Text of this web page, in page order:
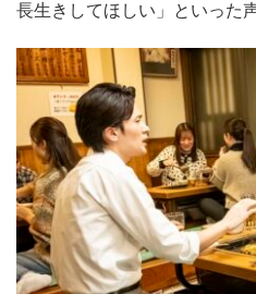
長生きしてほしい」といった